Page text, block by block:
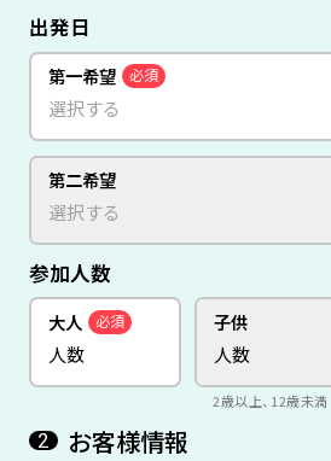
出発日
第一希望 必須
第二希望
参加人数
大人 必須 子供
2歳以上、12歳未満
2 お客様情報